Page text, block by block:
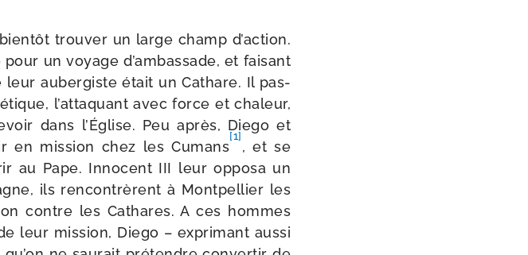
trou­ver un large champ d’action.
un voyage d’ambassade, et fai­sant
leur auber­giste était un Cathare. Il pas­
l’attaquant avec force et cha­leur,
dans l’Église. Peu après, Diego et
en mis­sion chez les Cumans
[1]
, et se
au Pape. Innocent III leur oppo­sa un
ils ren­con­trèrent à Montpellier les
contre les Cathares. A ces hommes
leur mis­sion, Diego – expri­mant aus­si